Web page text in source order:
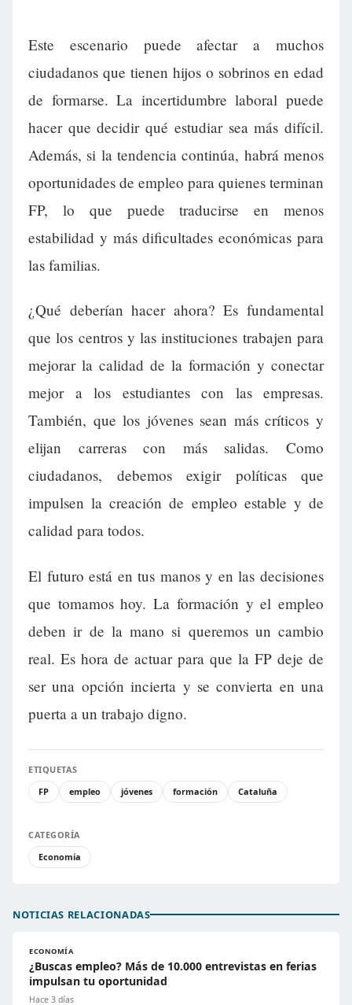
Este escenario puede afectar a muchos
ciudadanos que tienen hijos o sobrinos en edad
de formarse. La incertidumbre laboral puede
hacer que decidir qué estudiar sea más difícil.
Además, si la tendencia continúa, habrá menos
oportunidades de empleo para quienes terminan
FP, lo que puede traducirse en menos
estabilidad y más dificultades económicas para
las familias.
¿Qué deberían hacer ahora? Es fundamental
que los centros y las instituciones trabajen para
mejorar la calidad de la formación y conectar
mejor a los estudiantes con las empresas.
También, que los jóvenes sean más críticos y
elijan carreras con más salidas. Como
ciudadanos, debemos exigir políticas que
impulsen la creación de empleo estable y de
calidad para todos.
El futuro está en tus manos y en las decisiones
que tomamos hoy. La formación y el empleo
deben ir de la mano si queremos un cambio
real. Es hora de actuar para que la FP deje de
ser una opción incierta y se convierta en una
puerta a un trabajo digno.
ETIQUETAS
FP
empleo jóvenes formación Cataluña
CATEGORÍA
Economía
NOTICIAS RELACIONADAS
ECONOMÍA
¿Buscas empleo? Más de 10.000 entrevistas en ferias
impulsan tu oportunidad
Hace 3 días